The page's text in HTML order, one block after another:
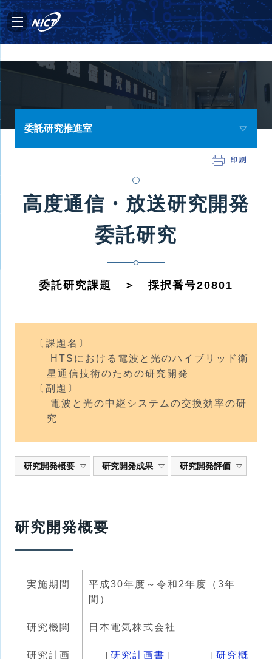
委託研究推進室
高度通信・放送研究開発
委託研究
委託研究課題 ＞ 採択番号20801
〔課題名〕
HTSにおける電波と光のハイブリッド衛
星通信技術のための研究開発
〔副題〕
電波と光の中継システムの交換効率の研
究
研究開発概要 研究開発成果 研究開発評価
研究開発概要
実施期間
平成30年度～令和2年度（3年
間）
研究機関 日本電気株式会社
研究計画 ［ 研究計画書 ］ ［ 研究概